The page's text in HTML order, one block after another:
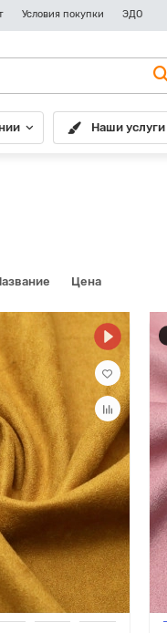
Условия покупки ЭДО
Наши услуги
Цена